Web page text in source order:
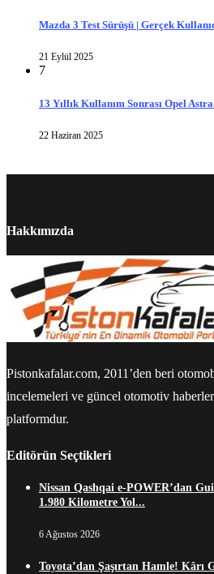
Mazda 3 Test Sürüşü | Gerçek
21 Eylül 2025
7
13 Yıllık Kullanım Sonrası Opel
22 Haziran 2025
Hakkımızda
Pistonkafalar.com, 2011’den beri
incelemeleri ve güncel otomotiv
platformdur.
Editörün Seçtikleri
Nissan Qashqai e-POWER’dan
1.980 Kilometre Yol...
6 Ağustos 2026
Toyota’dan Şaşırtan Hamle! Kârı